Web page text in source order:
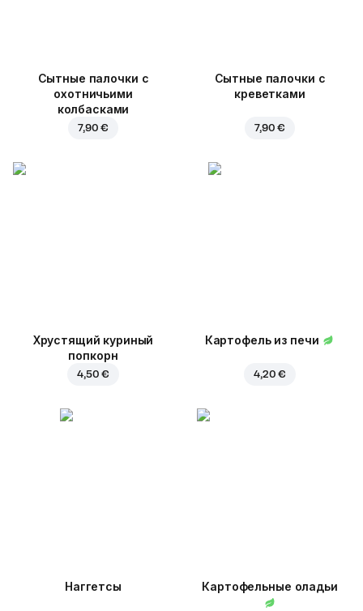
Cытные палочки с
охотничьими
колбасками
7,90 €
Сытные палочки с
креветками
7,90 €
Хрустящий куриный
попкорн
4,50 €
Картофель из печи
4,20 €
Наггетсы Картофельные оладьи